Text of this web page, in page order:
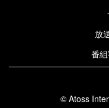
放
番
© Atoss